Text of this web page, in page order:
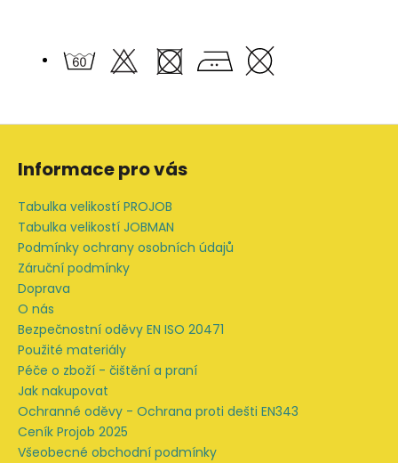
Informace pro vás
Tabulka velikostí PROJOB
Tabulka velikostí JOBMAN
Podmínky ochrany osobních údajů
Záruční podmínky
Doprava
O nás
Bezpečnostní oděvy EN ISO 20471
Použité materiály
Péče o zboží - čištění a praní
Jak nakupovat
Ochranné oděvy - Ochrana proti dešti EN343
Ceník Projob 2025
Všeobecné obchodní podmínky